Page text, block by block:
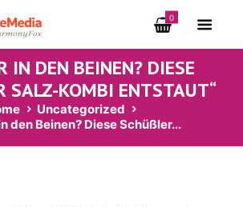
0
IN DEN BEINEN? DIESE
SALZ-KOMBI ENTSTAUT“
Uncategorized
den Beinen? Diese Schüßler...